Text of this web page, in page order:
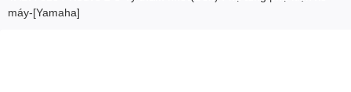
máy-[Yamaha]